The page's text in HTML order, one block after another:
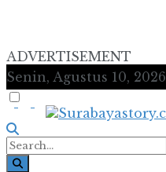
ADVERTISEMENT
Senin, Agustus 10, 2026